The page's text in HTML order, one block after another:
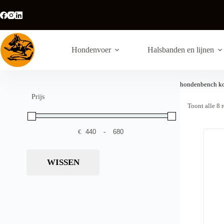
naar
de
inhoud
Hondenvoer Halsbanden en lijnen
Prijs
€ Minimale prijs
-Maximale prijs
WISSEN
hondenbench
Toont alle 8